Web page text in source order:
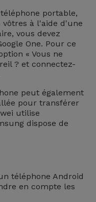
portable,
à l'aide d'une
vous devez
One. Pour ce
« Vous ne
? et connectez-
peut également
pour transférer
utilise
dispose de
téléphone Android
en compte les